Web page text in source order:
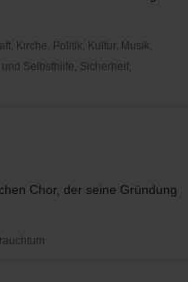
Kirche, Politik, Kultur, Musik,
Selbsthilfe, Sicherheit,
Chor, der seine Gründung